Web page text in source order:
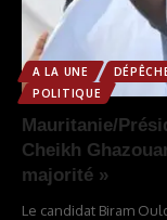
A LA UNE
POLITIQUE
Mauritanie/
Cheikh
majorité »
Le candidat Biram